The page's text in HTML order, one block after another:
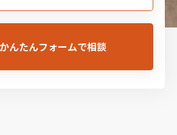
かんたんフォームで相談